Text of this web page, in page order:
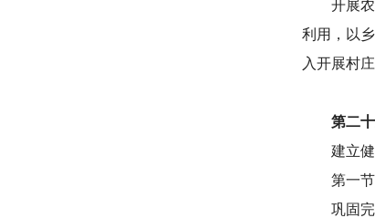
开展
利用，以
入开展村
第二
建立
第一
巩固